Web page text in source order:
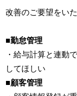
改善のご要望をい
■勤怠管理
・給与計算と連動
してほしい
■顧客管理